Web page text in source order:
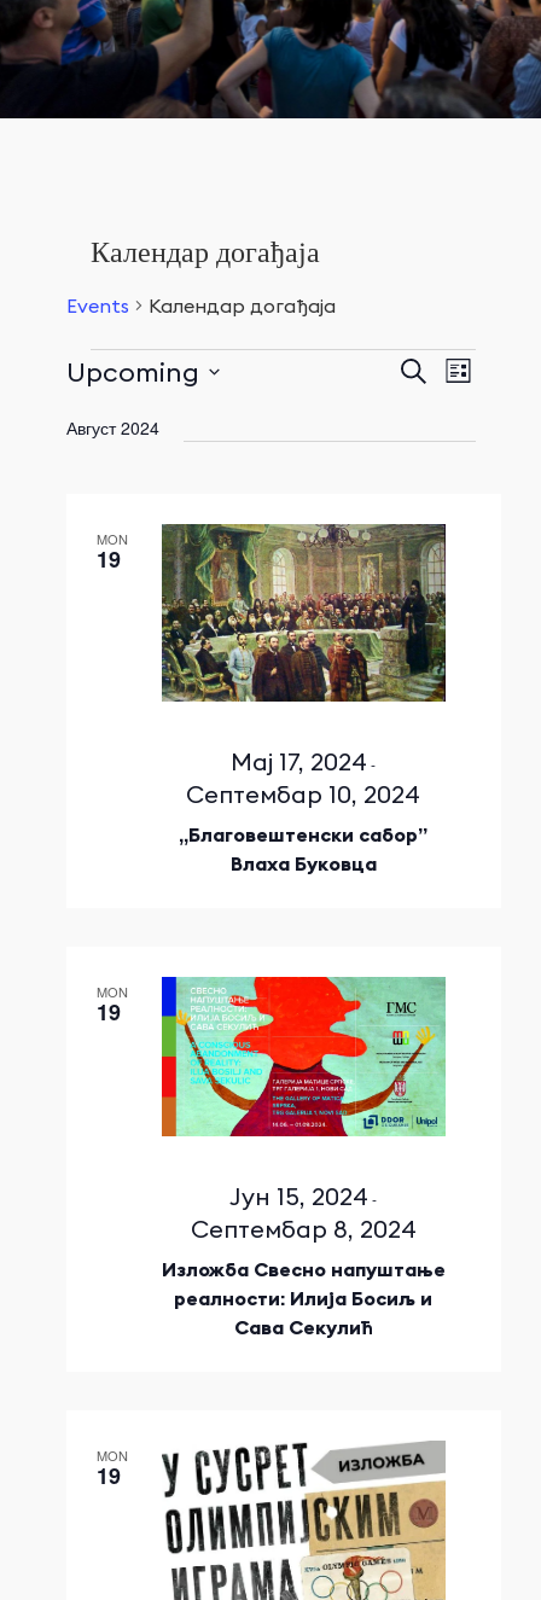
Календар догађаја
Events Календар догађаја
Events
Претрага
Event
List
Upcoming
date.
Август 2024
MON
19
„Благовештенски сабор”
Влаха Буковца
Мај 17, 2024 -
Септембар 10, 2024
MON
19
Изложба Свесно напуштање
реалности: Илија Босиљ и
Сава Секулић
Јун 15, 2024 -
Септембар 8, 2024
MON
19